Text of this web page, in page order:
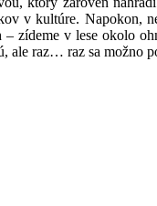
v kultúre.
zídeme v lese okolo
raz… raz sa možno